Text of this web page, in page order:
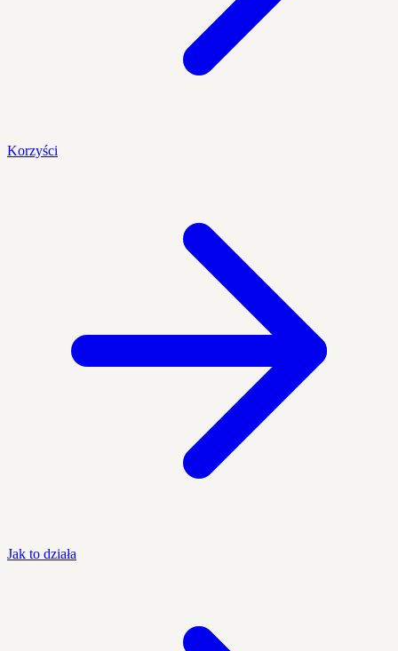
Korzyści
Jak to działa